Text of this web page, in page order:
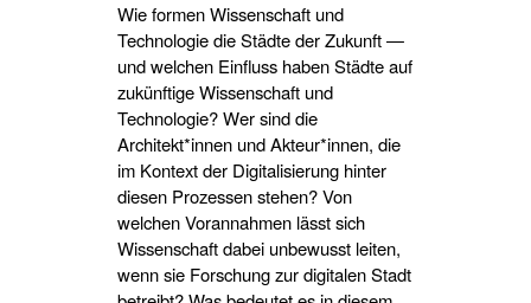
Wie formen Wissenschaft und
Technologie die Städte der Zukunft —
und welchen Einfluss haben Städte auf
zukünftige Wissenschaft und
Technologie? Wer sind die
Architekt*innen und Akteur*innen, die
im Kontext der Digitalisierung hinter
diesen Prozessen stehen? Von
welchen Vorannahmen lässt sich
Wissenschaft dabei unbewusst leiten,
wenn sie Forschung zur digitalen Stadt